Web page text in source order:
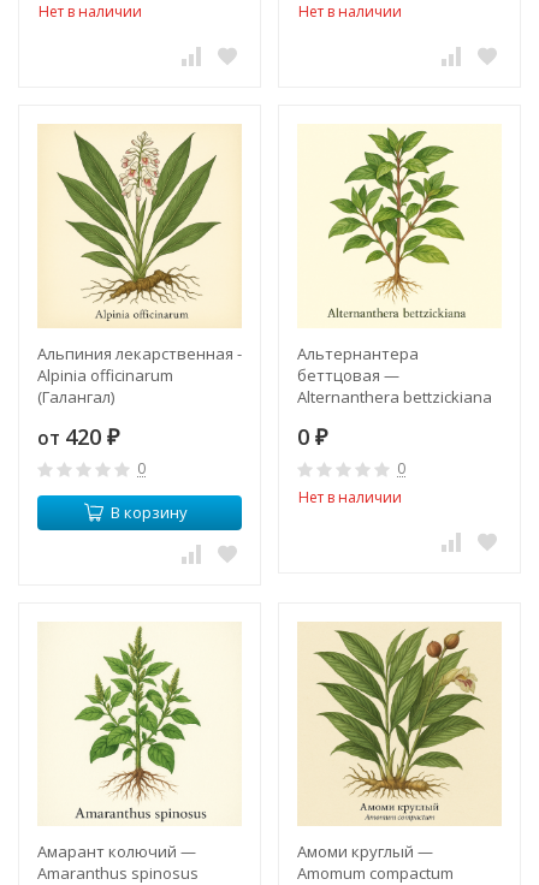
Нет в наличии
Нет в наличии
Альпиния лекарственная -
Alpinia officinarum
(Галангал)
от 420 ₽
0
В корзину
Альтернантера
беттцовая —
Alternanthera bettzickiana
0 ₽
0
Нет в наличии
Амарант колючий —
Amaranthus spinosus
Амоми круглый —
Amomum compactum